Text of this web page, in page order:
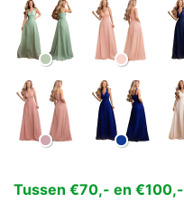
Tussen €70,- en €100,-